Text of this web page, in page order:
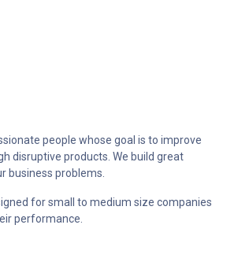
people whose goal is to improve
disruptive products. We build great
business problems.
for small to medium size companies
performance.